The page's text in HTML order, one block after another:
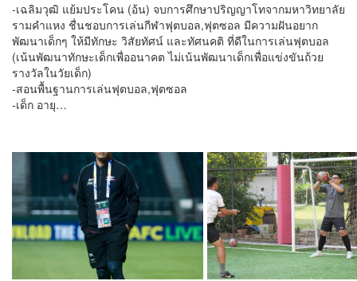
-เฉลิมวุฒิ แย้มประโคน (อ้น) จบการศึกษาปริญญาโทจากมหาวิทยาลัย
รามคำแหง ชื่นชอบการเล่นกีฬาฟุตบอล,ฟุตซอล มีความฝันอยาก
พัฒนาเด็กๆ ให้มีทักษะ วิสัยทัศน์ และทัศนคติ ที่ดีในการเล่นฟุตบอล
(เน้นพัฒนาทักษะเด็กเพื่ออนาคต ไม่เน้นพัฒนาเด็กเพื่อแข่งขันถ้วย
รางวัลในวัยเด็ก)
-สอนพื้นฐานการเล่นฟุตบอล,ฟุตซอล
-เด็ก อายุ…